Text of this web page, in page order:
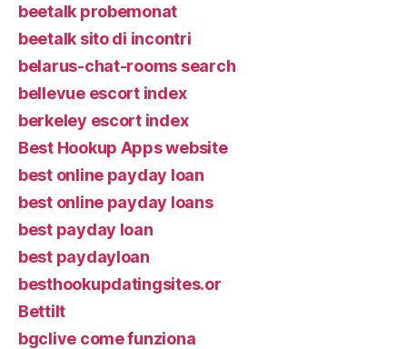
beetalk probemonat
beetalk sito di incontri
belarus-chat-rooms search
bellevue escort index
berkeley escort index
Best Hookup Apps website
best online payday loan
best online payday loans
best payday loan
best paydayloan
besthookupdatingsites.or
Bettilt
bgclive come funziona